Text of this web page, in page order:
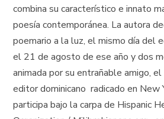
combina su característico e innato
poesía contemporánea. La autora
poemario a la luz, el mismo día del
el 21 de agosto de ese año y dos
animada por su entrañable amigo,
editor dominicano radicado en New
participa bajo la carpa de Hispanic